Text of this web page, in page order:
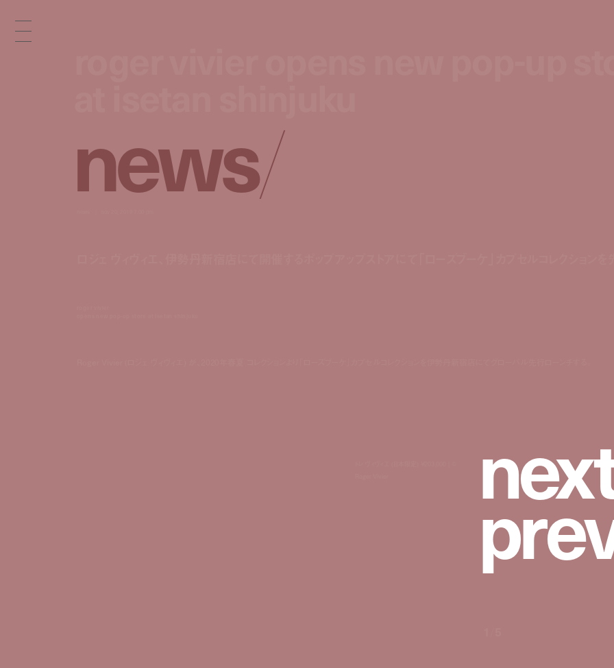
news/
nex
pre